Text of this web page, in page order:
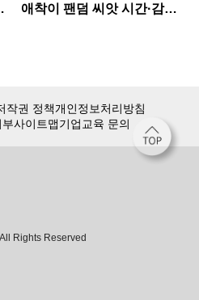
애착이 팬덤 씨앗 시간·감정
작권 정책개인정보처리방침
사이트맵기업교육 문의
Rights Reserved